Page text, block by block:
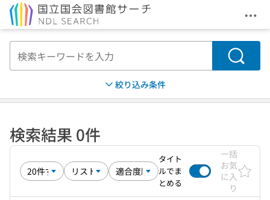
メ
検索
絞り込み条件
検索結果 0件
タイト
ルでま
とめる
一括
お気
に入
り